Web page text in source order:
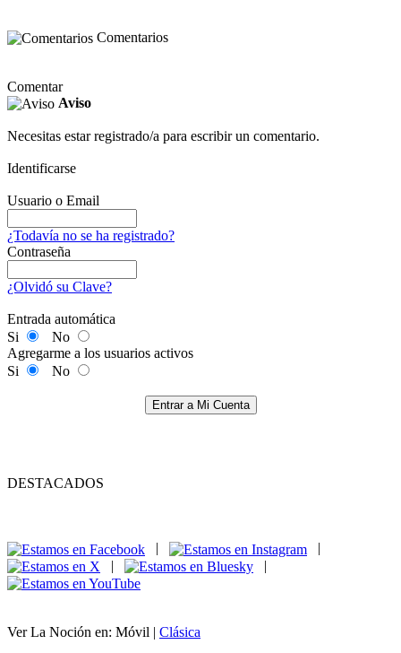
Comentarios
Comentar
Aviso
Necesitas estar registrado/a para escribir un comentario.
Identificarse
Usuario o Email
¿Todavía no se ha registrado?
Contraseña
¿Olvidó su Clave?
Entrada automática
Si
No
Agregarme a los usuarios activos
Si
No
Entrar a Mi Cuenta
DESTACADOS
|
|
Ver La Noción en: Móvil | Clásica